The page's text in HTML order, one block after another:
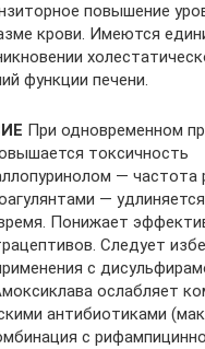
повышение
крови. Имеются
функции печени.
При одновременном
токсичность
— частота
— удлиняется
Понижает
Следует
с
ослабляет
антибиотиками
с